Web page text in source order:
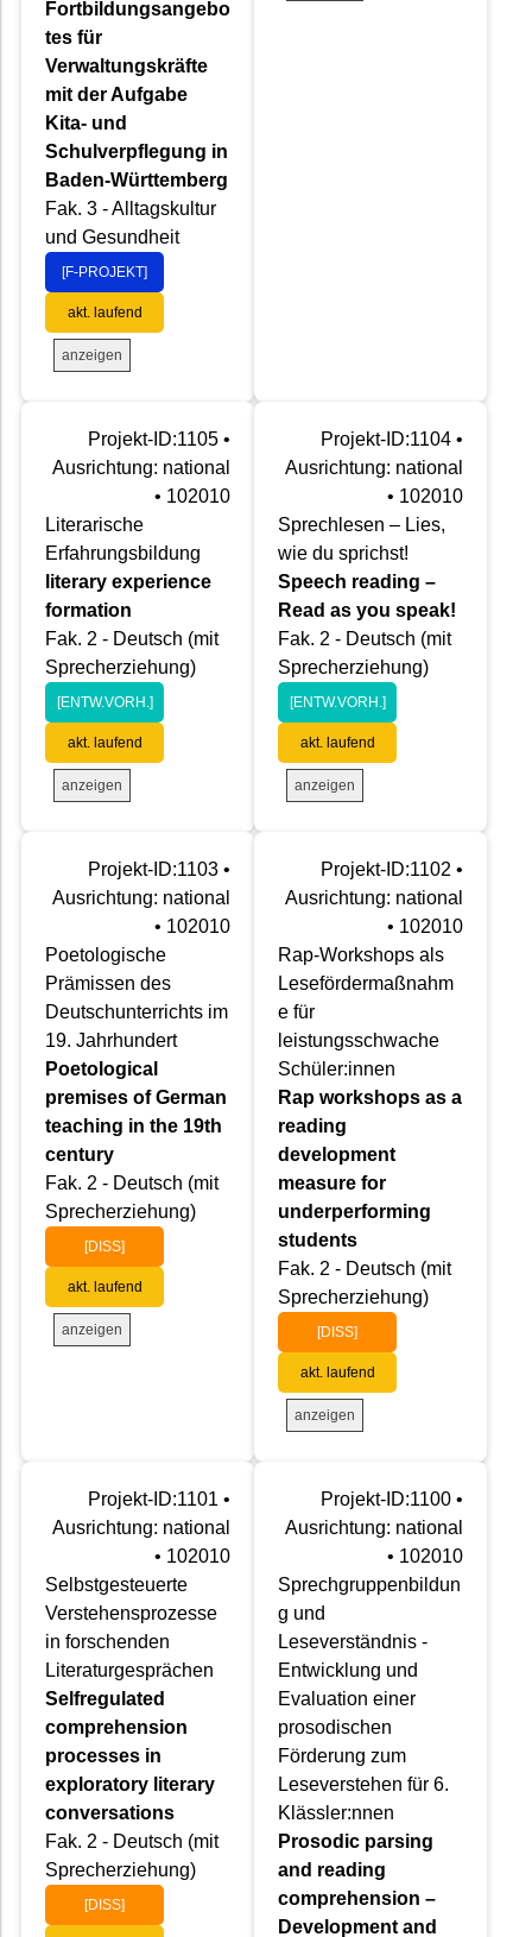
Fortbildungsangebo
tes für
Verwaltungskräfte
mit der Aufgabe
Kita- und
Schulverpflegung in
Baden-Württemberg
Fak. 3 - Alltagskultur
und Gesundheit
[F-PROJEKT]
akt. laufend
anzeigen
Projekt-ID:1105 •
Ausrichtung: national
• 102010
Literarische
Erfahrungsbildung
literary experience
formation
Fak. 2 - Deutsch (mit
Sprecherziehung)
[ENTW.VORH.]
akt. laufend
anzeigen
Projekt-ID:1104 •
Ausrichtung: national
• 102010
Sprechlesen – Lies,
wie du sprichst!
Speech reading –
Read as you speak!
Fak. 2 - Deutsch (mit
Sprecherziehung)
[ENTW.VORH.]
akt. laufend
anzeigen
Projekt-ID:1103 •
Ausrichtung: national
• 102010
Poetologische
Prämissen des
Deutschunterrichts im
19. Jahrhundert
Poetological
premises of German
teaching in the 19th
century
Fak. 2 - Deutsch (mit
Sprecherziehung)
[DISS]
akt. laufend
anzeigen
Projekt-ID:1102 •
Ausrichtung: national
• 102010
Rap-Workshops als
Lesefördermaßnahm
e für
leistungsschwache
Schüler:innen
Rap workshops as a
reading
development
measure for
underperforming
students
Fak. 2 - Deutsch (mit
Sprecherziehung)
[DISS]
akt. laufend
anzeigen
Projekt-ID:1101 •
Ausrichtung: national
• 102010
Selbstgesteuerte
Verstehensprozesse
in forschenden
Literaturgesprächen
Selfregulated
comprehension
processes in
exploratory literary
conversations
Fak. 2 - Deutsch (mit
Sprecherziehung)
[DISS]
Projekt-ID:1100 •
Ausrichtung: national
• 102010
Sprechgruppenbildun
g und
Leseverständnis -
Entwicklung und
Evaluation einer
prosodischen
Förderung zum
Leseverstehen für 6.
Klässler:nnen
Prosodic parsing
and reading
comprehension –
Development and